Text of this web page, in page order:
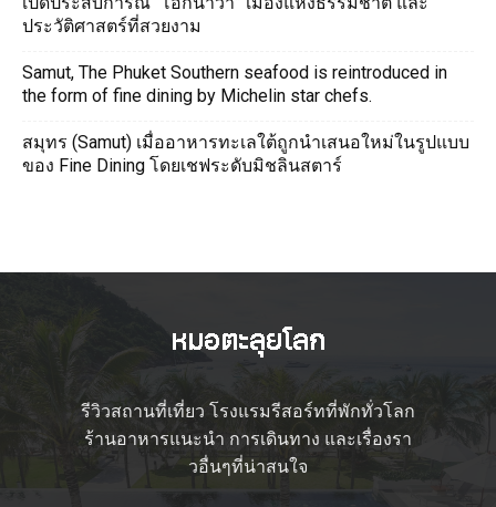
ประวัติศาสตร์ที่สวยงาม
Samut, The Phuket Southern seafood is reintroduced in
the form of fine dining by Michelin star chefs.
สมุทร (Samut) เมื่ออาหารทะเลใต้ถูกนำเสนอใหม่ในรูปแบบ
ของ Fine Dining โดยเชฟระดับมิชลินสตาร์
รีวิวสถานที่เที่ยว โรงแรมรีสอร์ทที่พักทั่วโลก
ร้านอาหารแนะนำ การเดินทาง และเรื่องรา
วอื่นๆที่น่าสนใจ